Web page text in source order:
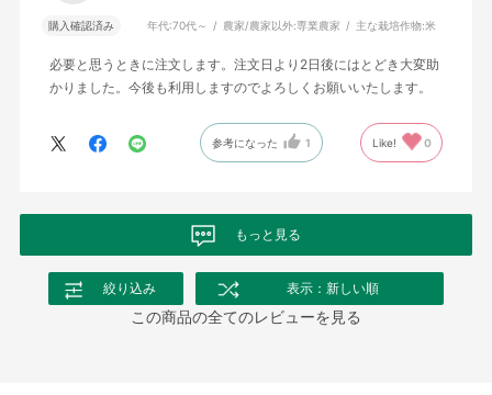
購入確認済み 年代:70代～ 農家/農家以外:専業農家 主な栽培作物:米
必要と思うときに注文します。注文日より2日後にはとどき大変助
かりました。今後も利用しますのでよろしくお願いいたします。
参考になった 1 Like! 0
もっと見る
絞り込み 表示：新しい順
この商品の全てのレビューを見る